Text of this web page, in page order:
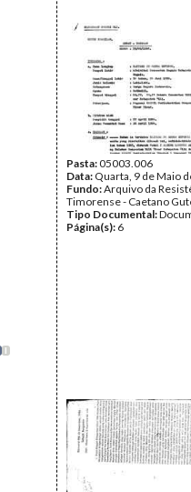
I
Pasta:05003.006
Data: Quarta, 9 de Maio
Fundo:Arquivo da
Timorense - Caetano
Tipo Documental:
Página(s): 6